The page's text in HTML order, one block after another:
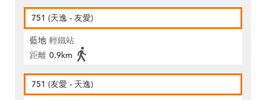
751 (天逸 - 友愛)
藍地 輕鐵站
距離 0.9km
751 (友愛 - 天逸)